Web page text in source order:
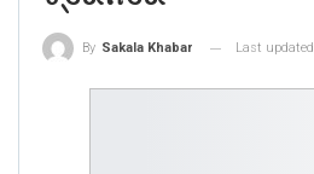
By Sakala Khabar Last updated